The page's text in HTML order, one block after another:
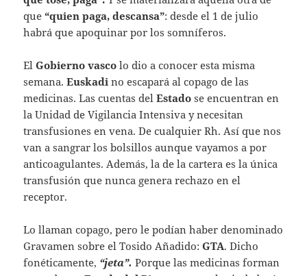
que “quien paga, descansa”: desde el 1 de julio
habrá que apoquinar por los somníferos.
ElGobierno vascolo dio a conocer esta misma
semana.Euskadino escapará al copago de las
medicinas. Las cuentas delEstado se encuentran en
la Unidad de Vigilancia Intensiva y necesitan
transfusiones en vena. De cualquier Rh. Así que nos
van a sangrar los bolsillos aunque vayamos a por
anticoagulantes. Además, la de la cartera es la única
transfusión que nunca genera rechazo en el
receptor.
Lo llaman copago, pero le podían haber denominado
Gravamen sobre el Tosido Añadido:GTA. Dicho
fonéticamente, “jeta”. Porque las medicinas forman